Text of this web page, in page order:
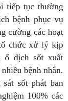
tiếp tục thường
bệnh phục vụ
cường các hoạt
chức xử lý kịp
ổ dịch sốt xuất
bệnh nhân.
sốt phát ban
100% các